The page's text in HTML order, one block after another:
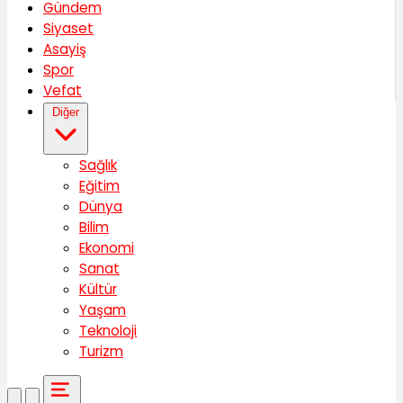
Gündem
Siyaset
Asayiş
Spor
Vefat
Diğer
Sağlık
Eğitim
Dünya
Bilim
Ekonomi
Sanat
Kültür
Yaşam
Teknoloji
Turizm